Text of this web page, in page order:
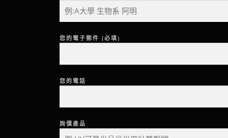
您的電子郵件 (必填)
您的電話
詢價產品